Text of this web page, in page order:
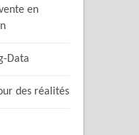
en
Data
des réalités